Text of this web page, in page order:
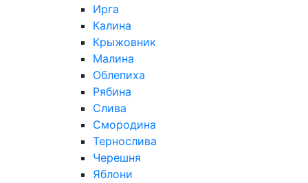
Ирга
Калина
Крыжовник
Малина
Облепиха
Рябина
Слива
Смородина
Тернослива
Черешня
Яблони